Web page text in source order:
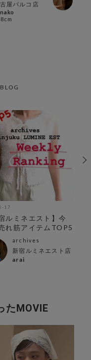
屋パルコ店
17
ルミネエスト】今
れ筋アイテムTOP5
archives
新宿ルミネエスト店
arai
たMOVIE